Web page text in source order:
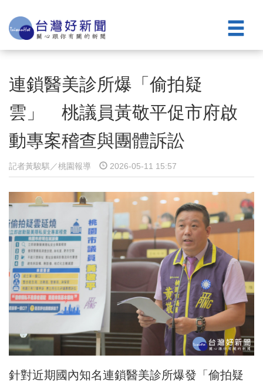
連鎖醫美診所爆「偷拍疑
雲」 桃議員黃敬平促市府啟
動專案稽查與團體訴訟
記者黃駿騏／桃園報導 2026-05-11 15:57
針對近期國內知名連鎖醫美診所爆發「偷拍疑